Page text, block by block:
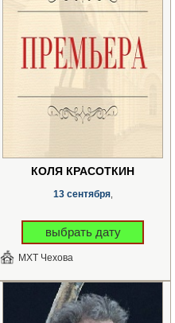
КОЛЯ КРАСОТКИН
13 сентября,
выбрать дату
МХТ Чехова